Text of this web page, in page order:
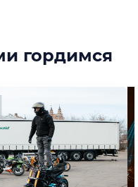
гордимся